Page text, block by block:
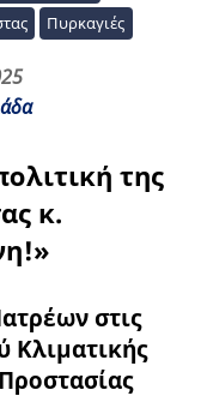
Πυρκαγιές
της
κ.
στις
Κλιματικής